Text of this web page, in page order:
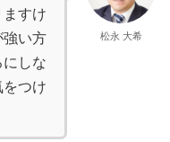
すけ
い方
しな
つけ
松永 大希